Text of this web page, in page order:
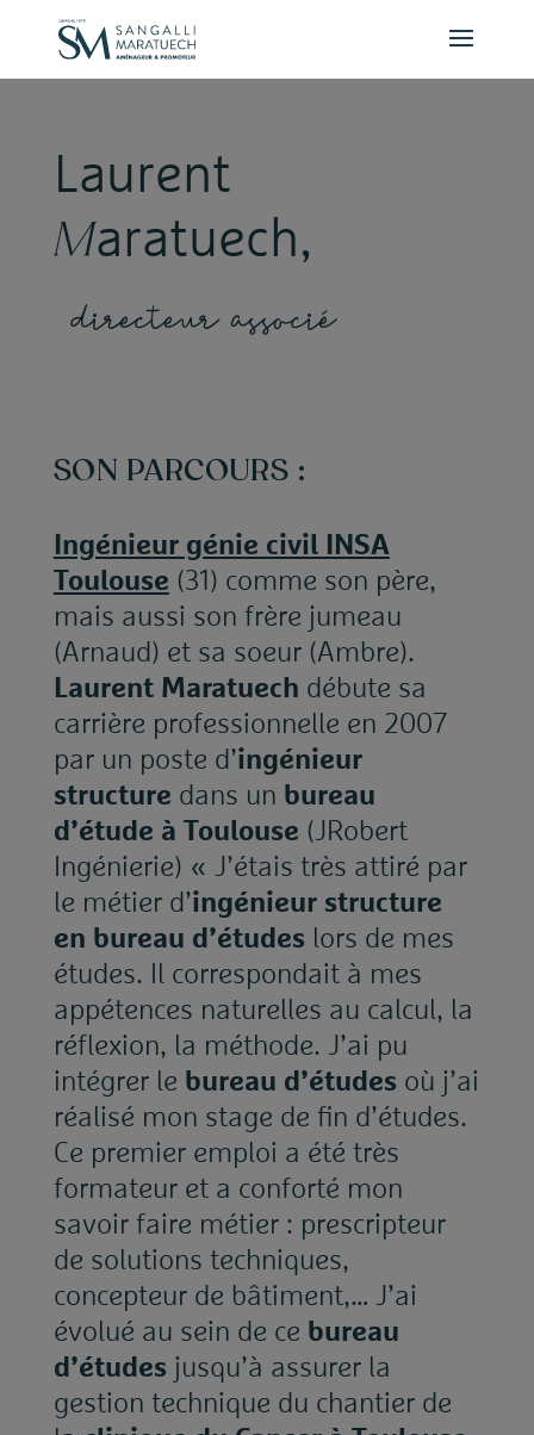
Panneau de gestion des cookies
Laurent
Maratuech,
directeurassocié
SON PARCOURS :
Ingénieur génie civil INSA
Toulouse (31) comme son père,
mais aussi son frère jumeau
(Arnaud) et sa soeur (Ambre).
Laurent Maratuech débute sa
carrière professionnelle en 2007
par un poste d’ingénieur
structure dans un bureau
d’étude à Toulouse (JRobert
Ingénierie) « J’étais très attiré par
le métier d’ingénieur structure
en bureau d’études lors de mes
études. Il correspondait à mes
appétences naturelles au calcul, la
réflexion, la méthode. J’ai pu
intégrer le bureau d’études où j’ai
réalisé mon stage de fin d’études.
Ce premier emploi a été très
formateur et a conforté mon
savoir faire métier : prescripteur
de solutions techniques,
concepteur de bâtiment,… J’ai
évolué au sein de ce bureau
d’études jusqu’à assurer la
gestion technique du chantier de